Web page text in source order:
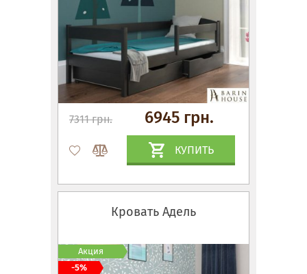
7311 грн. 6945 грн.
КУПИТЬ
Кровать Адель
Акция
-5%